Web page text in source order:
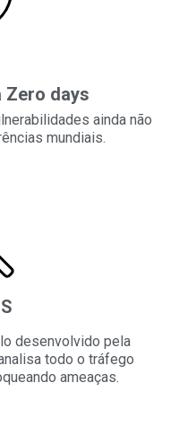
Zero days
ainda não
mundiais.
desenvolvido pela
todo o tráfego
ameaças.